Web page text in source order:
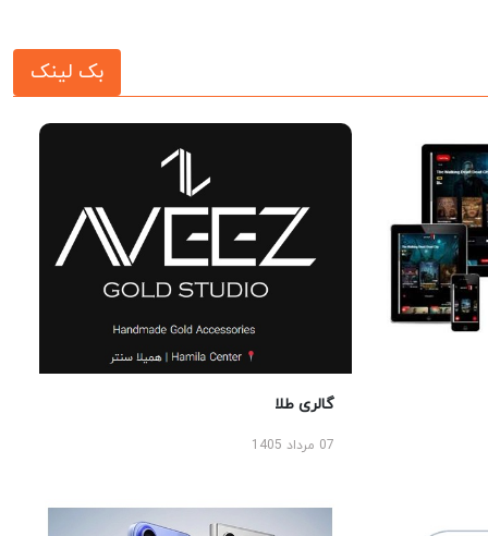
بک لینک
گالری طلا
07 مرداد 1405